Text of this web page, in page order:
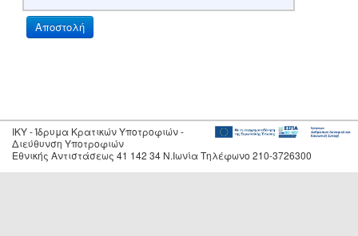
IKY - Ίδρυμα Κρατικών Υποτροφιών -
Διεύθυνση Υποτροφιών
Εθνικής Αντιστάσεως 41 142 34 Ν.Ιωνία Τηλέφωνο 210-3726300